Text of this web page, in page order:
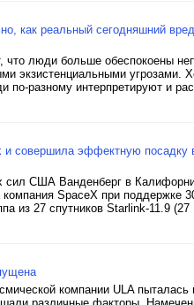
как реальный сегодняшний
что люди больше обеспокоены
экзистенциальными угрозами.
разному интерпретируют и
и совершила эффектную
сил США Ванденберг в
SpaceX при поддержке
из 27 спутников Starlink-11.9
компании ULA